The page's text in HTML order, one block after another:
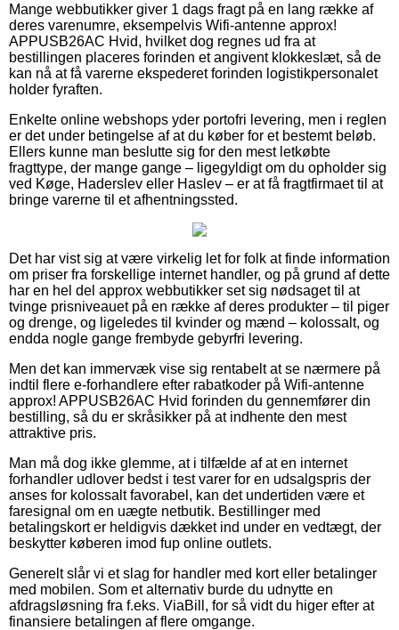
Mange webbutikker giver 1 dags fragt på en lang række af
deres varenumre, eksempelvis Wifi-antenne approx!
APPUSB26AC Hvid, hvilket dog regnes ud fra at
bestillingen placeres forinden et angivent klokkeslæt, så de
kan nå at få varerne ekspederet forinden logistikpersonalet
holder fyraften.
Enkelte online webshops yder portofri levering, men i reglen
er det under betingelse af at du køber for et bestemt beløb.
Ellers kunne man beslutte sig for den mest letkøbte
fragttype, der mange gange – ligegyldigt om du opholder sig
ved Køge, Haderslev eller Haslev – er at få fragtfirmaet til at
bringe varerne til et afhentningssted.
Det har vist sig at være virkelig let for folk at finde information
om priser fra forskellige internet handler, og på grund af dette
har en hel del approx webbutikker set sig nødsaget til at
tvinge prisniveauet på en række af deres produkter – til piger
og drenge, og ligeledes til kvinder og mænd – kolossalt, og
endda nogle gange frembyde gebyrfri levering.
Men det kan immervæk vise sig rentabelt at se nærmere på
indtil flere e-forhandlere efter rabatkoder på Wifi-antenne
approx! APPUSB26AC Hvid forinden du gennemfører din
bestilling, så du er skråsikker på at indhente den mest
attraktive pris.
Man må dog ikke glemme, at i tilfælde af at en internet
forhandler udlover bedst i test varer for en udsalgspris der
anses for kolossalt favorabel, kan det undertiden være et
faresignal om en uægte netbutik. Bestillinger med
betalingskort er heldigvis dækket ind under en vedtægt, der
beskytter køberen imod fup online outlets.
Generelt slår vi et slag for handler med kort eller betalinger
med mobilen. Som et alternativ burde du udnytte en
afdragsløsning fra f.eks. ViaBill, for så vidt du higer efter at
finansiere betalingen af flere omgange.